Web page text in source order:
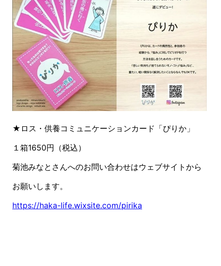
★ロス・供養コミュニケーションカード「ぴりか」
１箱1650円（税込）
菊池みなとさんへのお問い合わせはウェブサイトから
お願いします。
https://haka-life.wixsite.com/pirika